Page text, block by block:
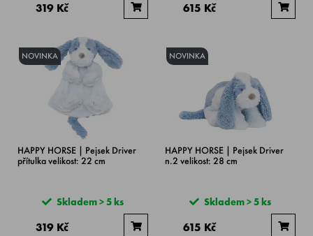
319 Kč 615 Kč
NOVINKA
HAPPY HORSE | Pejsek Driver
přítulka velikost: 22 cm
Skladem > 5 ks
319 Kč
NOVINKA
HAPPY HORSE | Pejsek Driver
n.2 velikost: 28 cm
Skladem > 5 ks
615 Kč